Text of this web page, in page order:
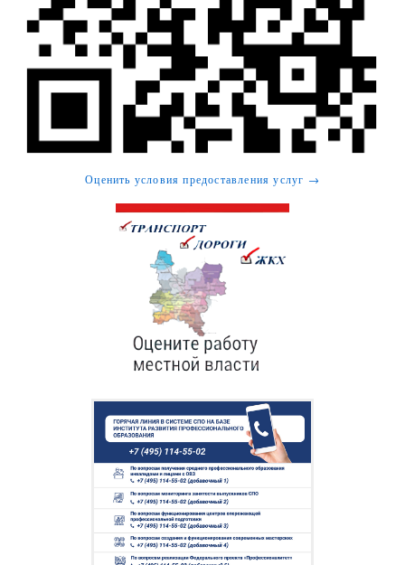
Оценить условия предоставления услуг →